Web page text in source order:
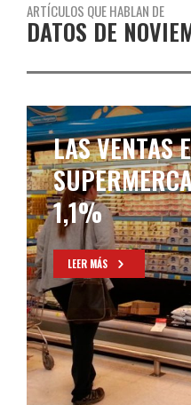
ARTÍCULOS QUE HABLAN DE
DATOS DE
LAS VENTAS
1,1%
LEER MÁS